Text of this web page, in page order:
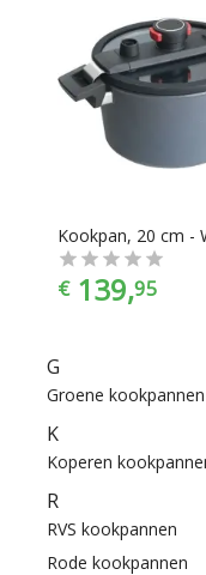
€ 139,95
G
Groene kookpannen
K
Koperen
R
RVS kookpannen
Rode kookpannen